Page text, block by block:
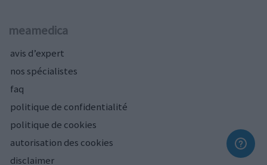
meamedica
avis d’expert
nos spécialistes
faq
politique de confidentialité
politique de cookies
autorisation des cookies
disclaimer